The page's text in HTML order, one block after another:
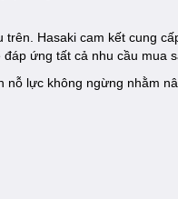
Hasaki cam kết cung
ứng tất cả nhu cầu mua
lực không ngừng nhằm